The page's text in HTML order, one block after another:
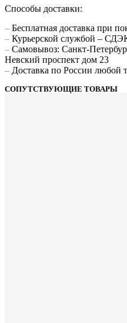
Способы доставки:
– Бесплатная доставка при
– Курьерской службой –
– Самовывоз: Санкт-
Невский проспект дом 23
– Доставка по России любой
СОПУТСТВУЮЩИЕ ТОВАРЫ